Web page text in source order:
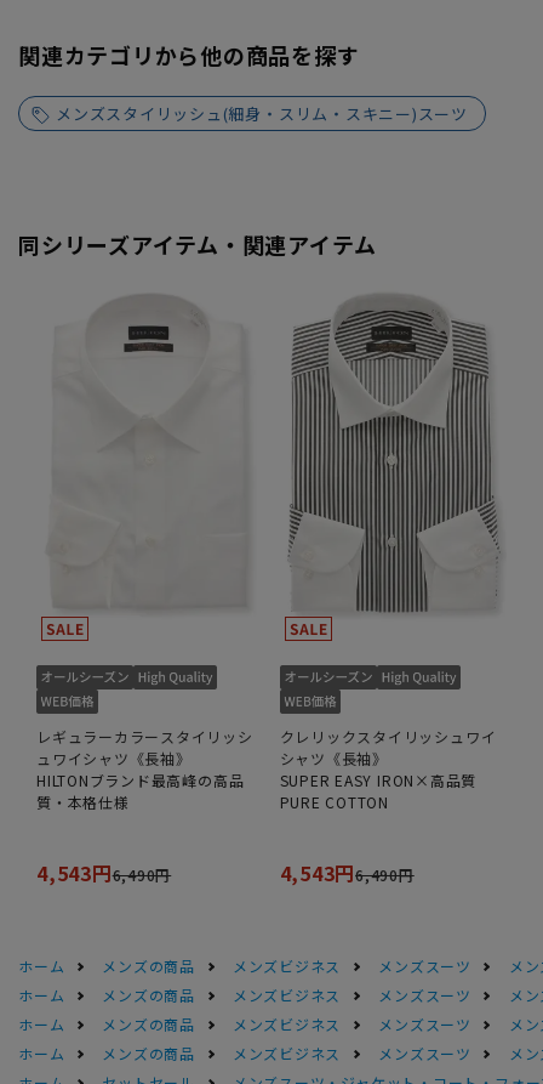
関連カテゴリから他の商品を探す
メンズスタイリッシュ(細身・スリム・スキニー)スーツ
同シリーズアイテム・関連アイテム
レギュラーカラースタイリッシ
ュワイシャツ《長袖》
HILTONブランド最高峰の高品
質・本格仕様
4,543円6,490円
クレリックスタイリッシュワイ
シャツ《長袖》
SUPER EASY IRON×高品質
PURE COTTON
4,543円6,490円
ホーム メンズの商品 メンズビジネス メンズスーツ
メ
ホーム
メンズの商品 メンズビジネス メンズスーツ
メ
ホーム
メンズの商品 メンズビジネス メンズスーツ
メ
ホーム
メンズの商品 メンズビジネス メンズスーツ
メ